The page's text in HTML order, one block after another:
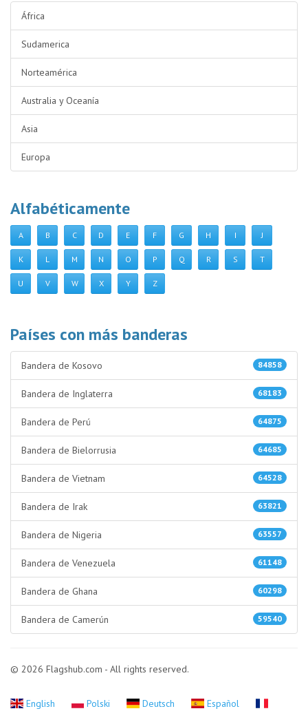
África
Sudamerica
Norteamérica
Australia y Oceanía
Asia
Europa
Alfabéticamente
A B C D E F G H I J
K L M N O P Q R S T
U V W X Y Z
Países con más banderas
84858
Bandera de Kosovo
68183
Bandera de Inglaterra
64875
Bandera de Perú
64685
Bandera de Bielorrusia
64528
Bandera de Vietnam
63821
Bandera de Irak
63557
Bandera de Nigeria
61148
Bandera de Venezuela
60298
Bandera de Ghana
59540
Bandera de Camerún
© 2026 Flagshub.com - All rights reserved.
English Polski Deutsch
Español